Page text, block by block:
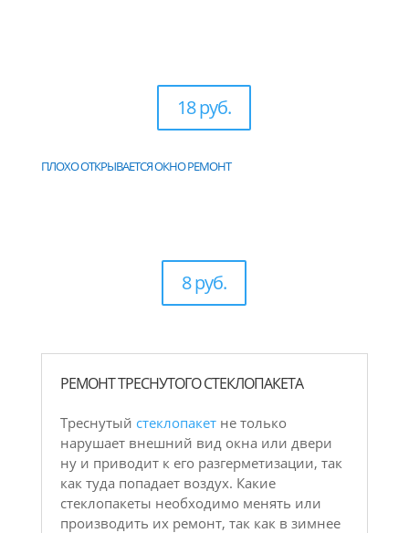
18 руб.
ПЛОХО ОТКРЫВАЕТСЯ ОКНО РЕМОНТ
8 руб.
РЕМОНТ ТРЕСНУТОГО СТЕКЛОПАКЕТА
Треснутый стеклопакетне только
нарушает внешний вид окна или двери
ну и приводит к его разгерметизации, так
как туда попадает воздух. Какие
стеклопакеты необходимо менять или
производить их ремонт, так как в зимнее